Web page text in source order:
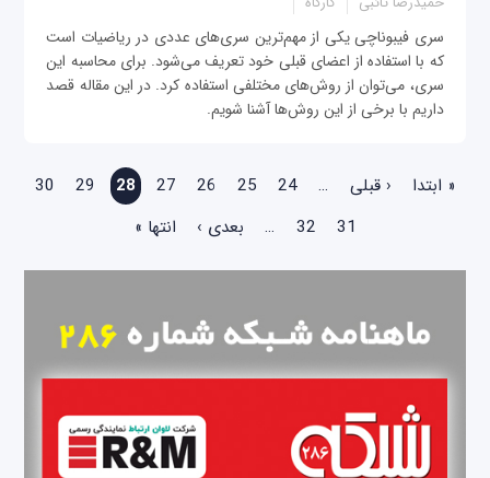
سری فیبوناچی یکی از مهم‌ترین سری‌های عددی در ریاضیات است
که با استفاده از اعضای قبلی خود تعریف می‌شود. برای محاسبه این
سری، می‌توان از روش‌های مختلفی استفاده کرد. در این مقاله قصد
داریم با برخی از این روش‌ها آشنا شویم.
صفحه‌ها
« ابتدا ‹ قبلی …
24
25
26
27
28
29
30
31
32
… بعدی › انتها »